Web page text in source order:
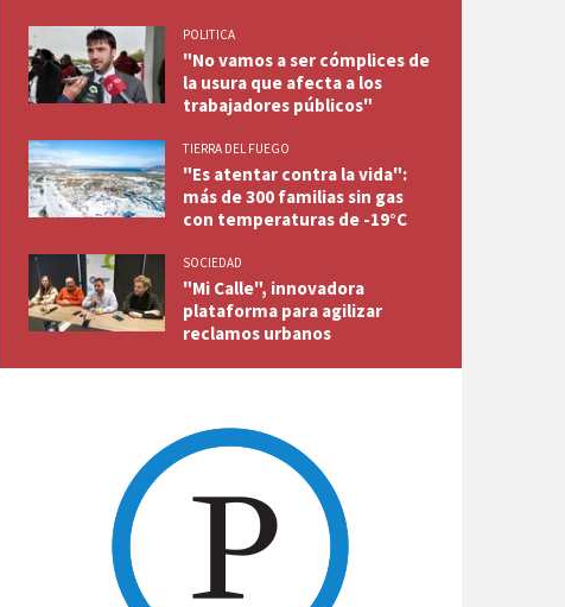
POLITICA
"No vamos a ser cómplices de
la usura que afecta a los
trabajadores públicos"
TIERRA DEL FUEGO
"Es atentar contra la vida":
más de 300 familias sin gas
con temperaturas de -19°C
SOCIEDAD
"Mi Calle", innovadora
plataforma para agilizar
reclamos urbanos